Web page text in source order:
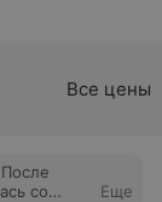
Все цены
со
Еще